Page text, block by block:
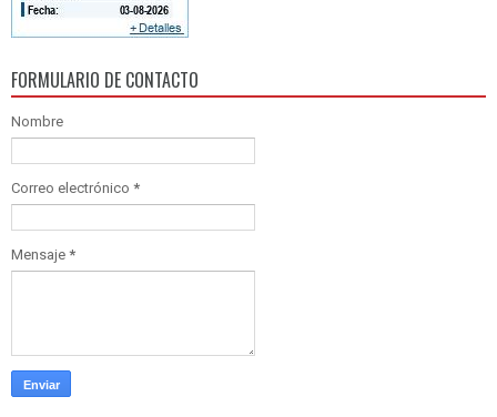
FORMULARIO DE CONTACTO
Nombre
Correo electrónico *
Mensaje *